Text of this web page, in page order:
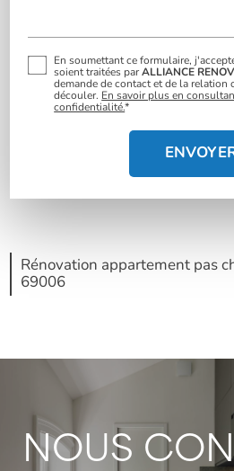
En soumettant ce formulaire,
soient traitées parALLIANCE
demande de contact et de la relation
découler. En savoir plus en
confidentialité.*
Rénovation appartement pas
69006
NOUS